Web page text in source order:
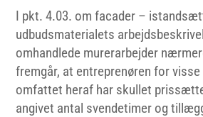
I pkt. 4.03. om facader –
udbudsmaterialets
omhandlede murerarbejder
fremgår, at entreprenøren for
omfattet heraf har skullet
angivet antal svendetimer og